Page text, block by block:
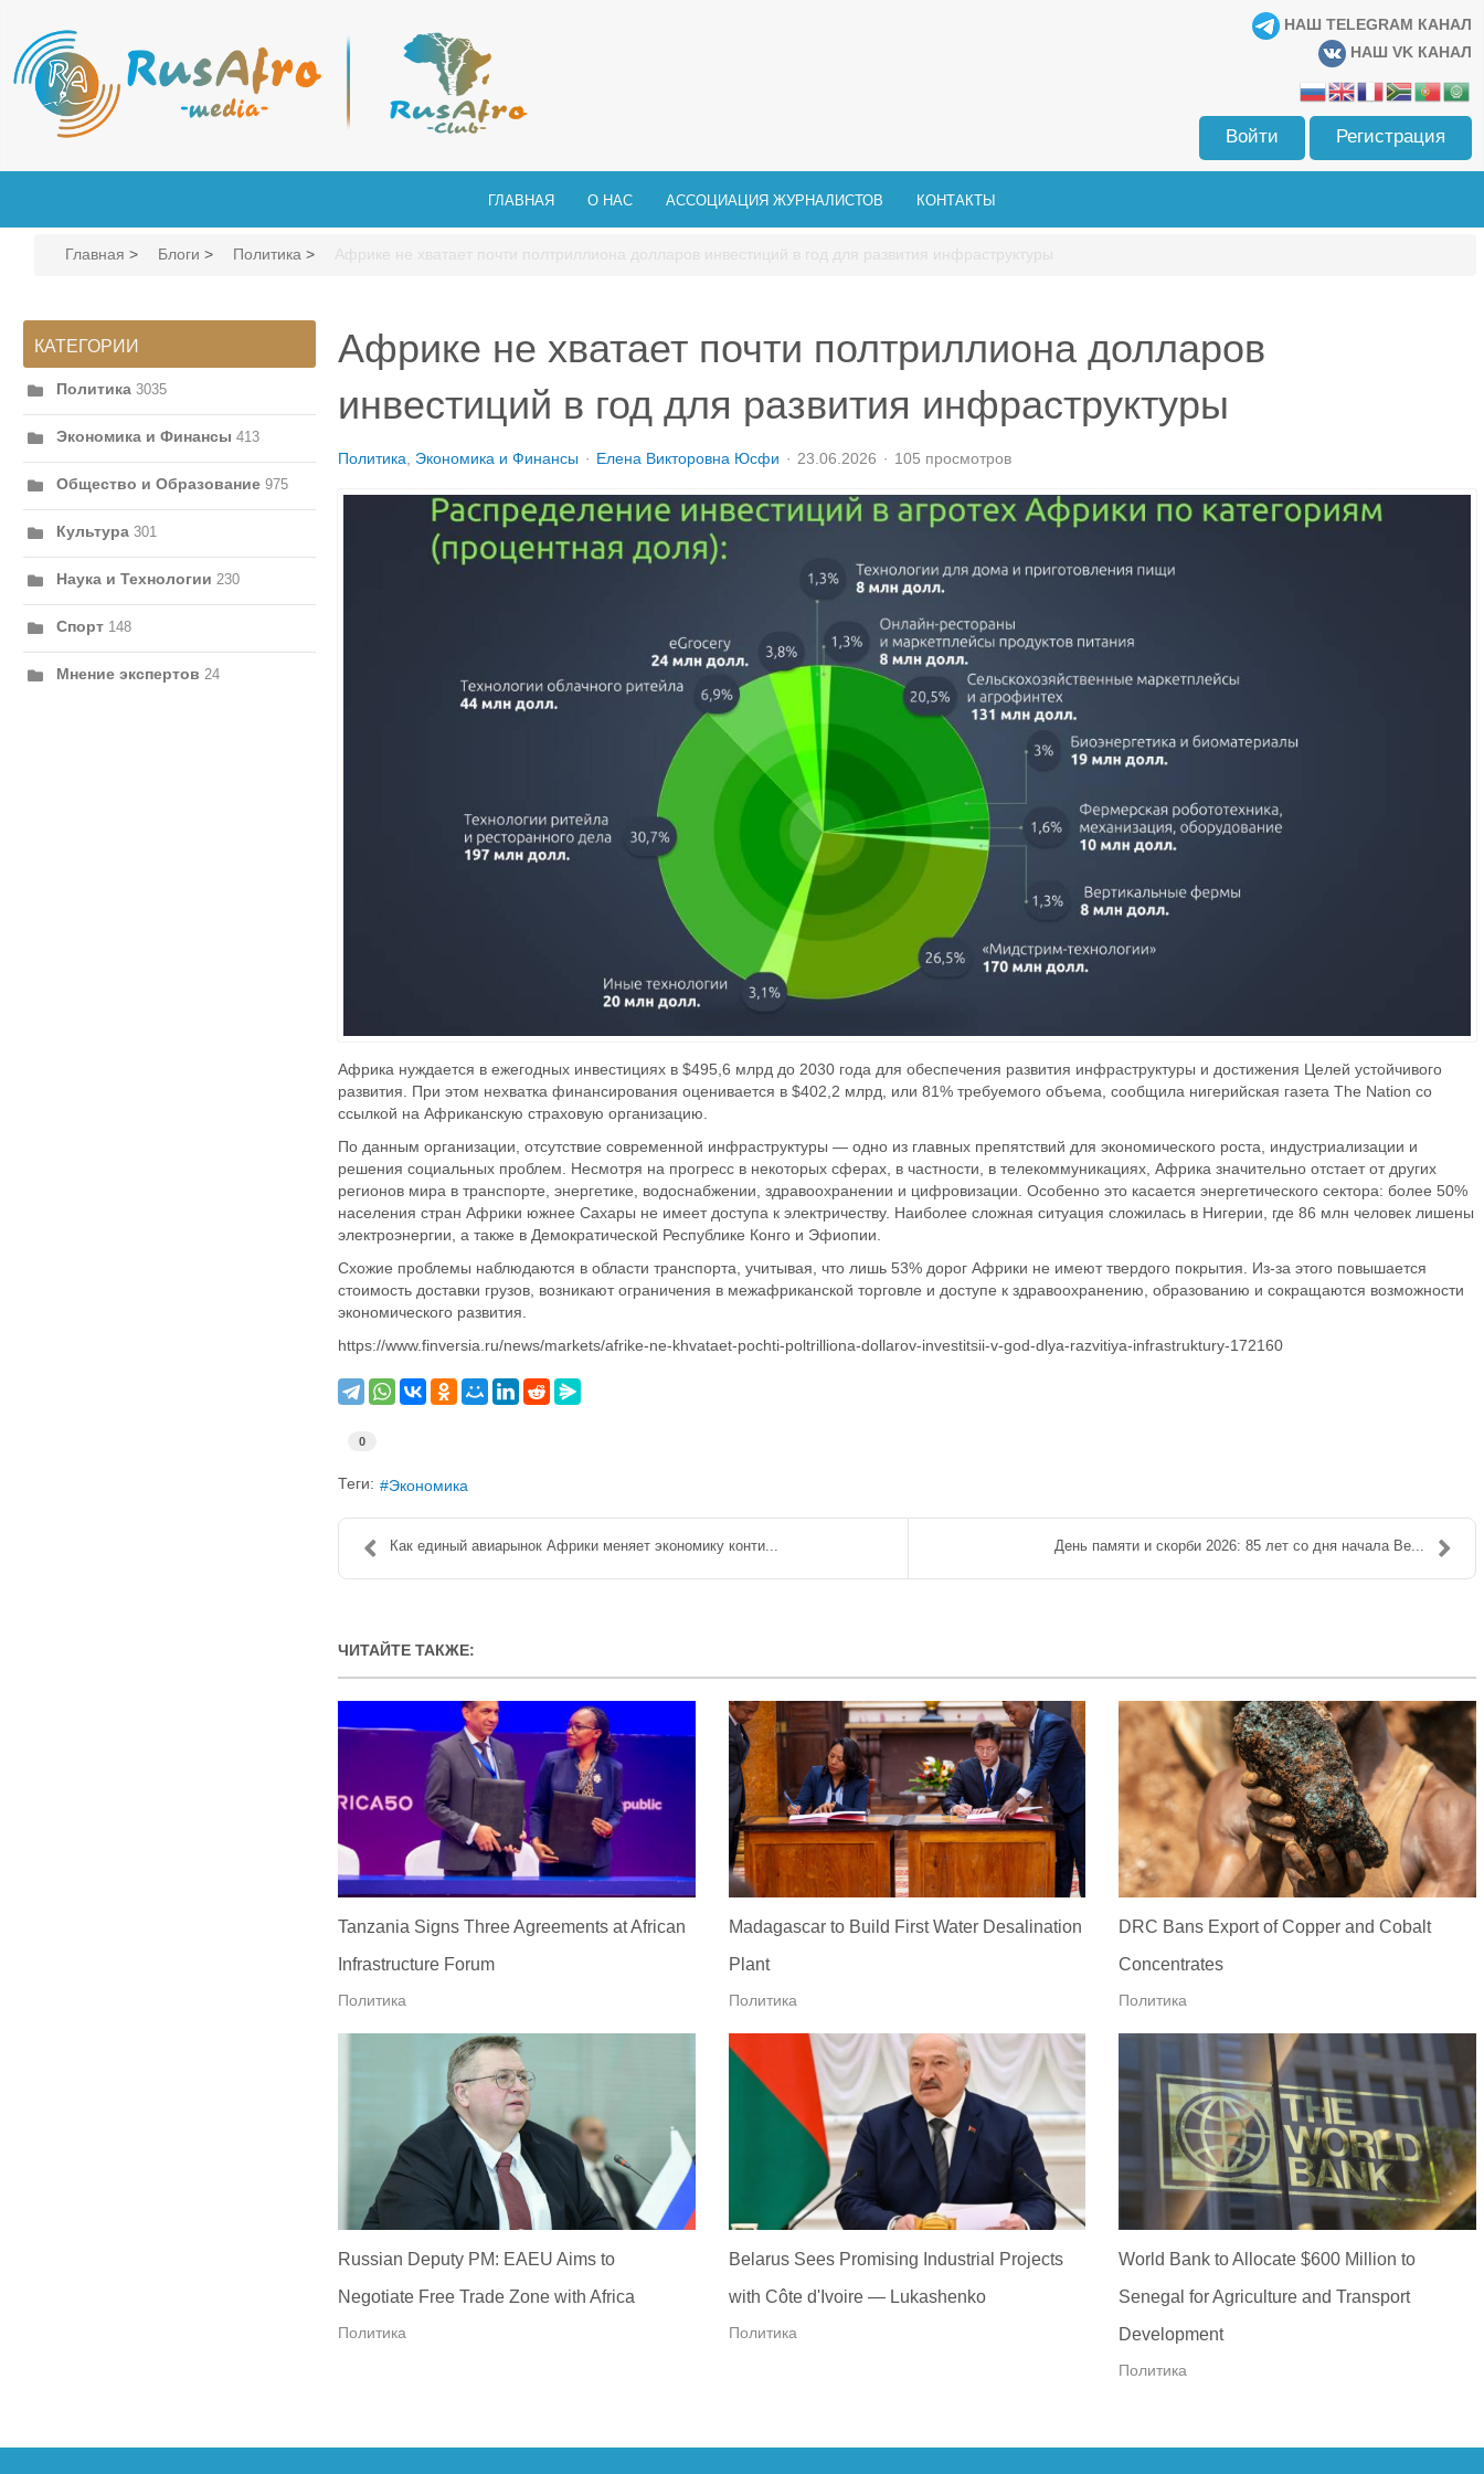
НАШ TELEGRAM КАНАЛ
НАШ VK КАНАЛ
Войти Регистрация
ГЛАВНАЯ О НАС АССОЦИАЦИЯ ЖУРНАЛИСТОВ КОНТАКТЫ
Главная > Блоги > Политика > Африке не хватает почти полтриллиона долларов инвестиций в год для развития инфраструктуры
КАТЕГОРИИ
Политика 3035
Экономика и Финансы 413
Общество и Образование 975
Культура 301
Наука и Технологии 230
Спорт 148
Мнение экспертов 24
Африке не хватает почти полтриллиона долларов
инвестиций в год для развития инфраструктуры
Политика Экономика и Финансы Елена Викторовна Юсфи 23.06.2026 105 просмотров
Африка нуждается в ежегодных инвестициях в $495,6 млрд до 2030 года для обеспечения развития инфраструктуры и достижения Целей устойчивого
развития. При этом нехватка финансирования оценивается в $402,2 млрд, или 81% требуемого объема, сообщила нигерийская газета The Nation со
ссылкой на Африканскую страховую организацию.
По данным организации, отсутствие современной инфраструктуры — одно из главных препятствий для экономического роста, индустриализации и
решения социальных проблем. Несмотря на прогресс в некоторых сферах, в частности, в телекоммуникациях, Африка значительно отстает от других
регионов мира в транспорте, энергетике, водоснабжении, здравоохранении и цифровизации. Особенно это касается энергетического сектора: более 50%
населения стран Африки южнее Сахары не имеет доступа к электричеству. Наиболее сложная ситуация сложилась в Нигерии, где 86 млн человек лишены
электроэнергии, а также в Демократической Республике Конго и Эфиопии.
Схожие проблемы наблюдаются в области транспорта, учитывая, что лишь 53% дорог Африки не имеют твердого покрытия. Из-за этого повышается
стоимость доставки грузов, возникают ограничения в межафриканской торговле и доступе к здравоохранению, образованию и сокращаются возможности
экономического развития.
https://www.finversia.ru/news/markets/afrike-ne-khvataet-pochti-poltrilliona-dollarov-investitsii-v-god-dlya-razvitiya-infrastruktury-172160
0
Теги: Экономика
Как единый авиарынок Африки меняет экономику конти... День памяти и скорби 2026: 85 лет со дня начала Ве...
ЧИТАЙТЕ ТАКЖЕ:
Tanzania Signs Three Agreements at African
Infrastructure Forum
Политика
Madagascar to Build First Water Desalination
Plant
Политика
DRC Bans Export of Copper and Cobalt
Concentrates
Политика
Russian Deputy PM: EAEU Aims to
Negotiate Free Trade Zone with Africa
Политика
Belarus Sees Promising Industrial Projects
with Côte d'Ivoire — Lukashenko
Политика
World Bank to Allocate $600 Million to
Senegal for Agriculture and Transport
Development
Политика